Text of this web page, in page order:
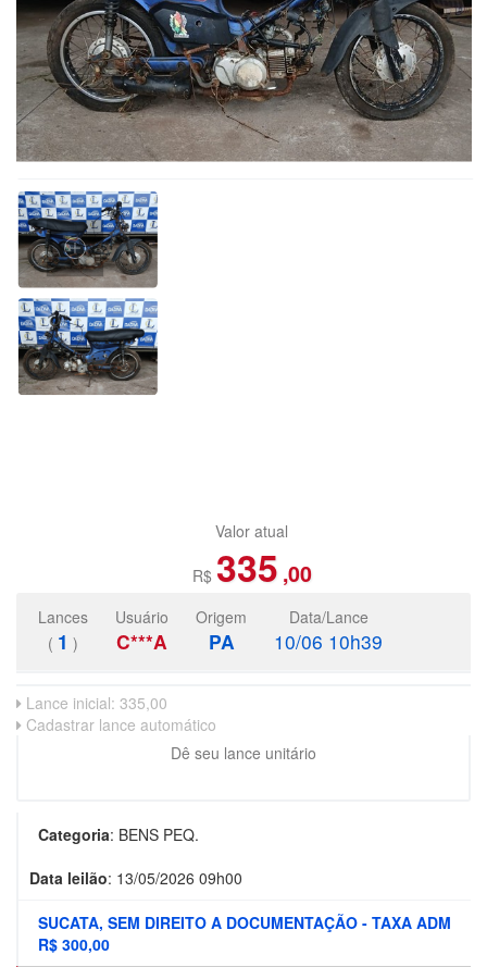
Valor atual
R$ 335 ,00
Lances
( 1 )
Usuário
C***A
Origem
PA
Data/Lance
10/06 10h39
Lance inicial: 335,00
Cadastrar lance automático
Dê seu lance unitário
Categoria: BENS PEQ.
Data leilão: 13/05/2026 09h00
SUCATA, SEM DIREITO A DOCUMENTAÇÃO - TAXA ADM
R$ 300,00